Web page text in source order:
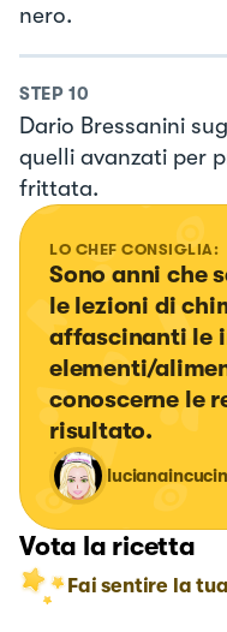
nero.
STEP 10
Dario Bressanini
quelli avanzati per
frittata.
LO CHEF CONSIGLIA:
Sono anni che
le lezioni di
affascinanti le
elementi/
conoscerne le
risultato.
Vota la ricetta
Fai sentire la